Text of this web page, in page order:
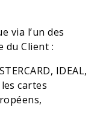
via l’un des
du Client :
IDEAL,
cartes